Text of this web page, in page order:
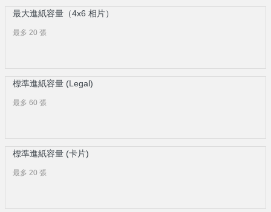
最大進紙容量（4x6 相片）
最多 20 張
標準進紙容量 (Legal)
最多 60 張
標準進紙容量 (卡片)
最多 20 張